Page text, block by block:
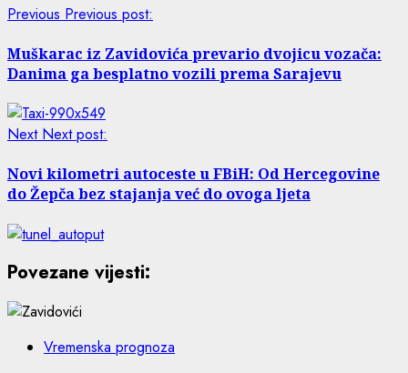
Previous Previous post:
Muškarac iz Zavidovića prevario dvojicu vozača:
Danima ga besplatno vozili prema Sarajevu
Next Next post:
Novi kilometri autoceste u FBiH: Od Hercegovine
do Žepča bez stajanja već do ovoga ljeta
Povezane vijesti:
Vremenska prognoza